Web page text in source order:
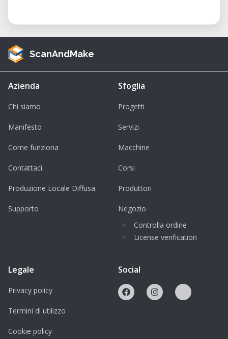
ScanAndMake
Azienda
Chi siamo
Manifesto
Come funziona
Contattaci
Produzione Locale Diffusa
Supporto
Sfoglia
Progetti
Servizi
Macchine
Corsi
Produttori
Negozio
Controlla ordine
License verification
Legale
Privacy policy
Termini di utilizzo
Cookie policy
Social